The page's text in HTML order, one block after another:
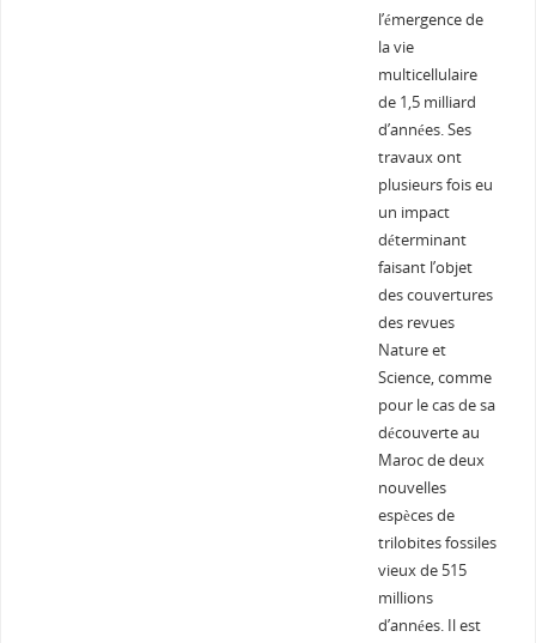
l’émergence de
la vie
multicellulaire
de 1,5 milliard
d’années. Ses
travaux ont
plusieurs fois eu
un impact
déterminant
faisant l’objet
des couvertures
des revues
Nature et
Science, comme
pour le cas de sa
découverte au
Maroc de deux
nouvelles
espèces de
trilobites fossiles
vieux de 515
millions
d’années. Il est